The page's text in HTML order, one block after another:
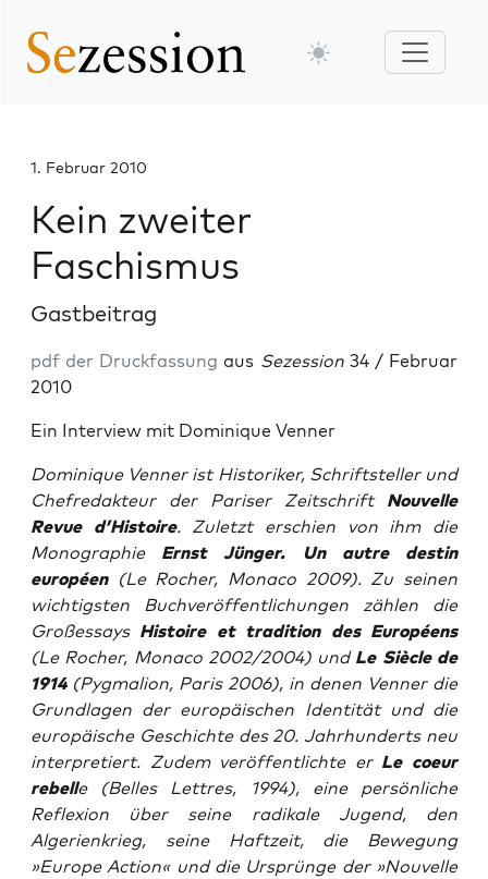
1. Februar 2010
Kein zweiter
Faschismus
Gastbeitrag
pdf der Druckfassung aus Sezession 34 / Februar
2010
Ein Interview mit Dominique Venner
Dominique Venner ist Historiker, Schriftsteller und
Chefredakteur der Pariser Zeitschrift Nouvelle
Revue d’Histoire. Zuletzt erschien von ihm die
Monographie Ernst Jünger. Un autre destin
européen(Le Rocher, Monaco 2009). Zu seinen
wichtigsten Buchveröffentlichungen zählen die
Großessays Histoire et tradition des Européens
(Le Rocher, Monaco 2002/2004) und Le Siècle de
1914(Pygmalion, Paris 2006), in denen Venner die
Grundlagen der europäischen Identität und die
europäische Geschichte des 20. Jahrhunderts neu
interpretiert. Zudem veröffentlichte er Le coeur
rebelle (Belles Lettres, 1994), eine persönliche
Reflexion über seine radikale Jugend, den
Algerienkrieg, seine Haftzeit, die Bewegung
»Europe Action« und die Ursprünge der »Nouvelle